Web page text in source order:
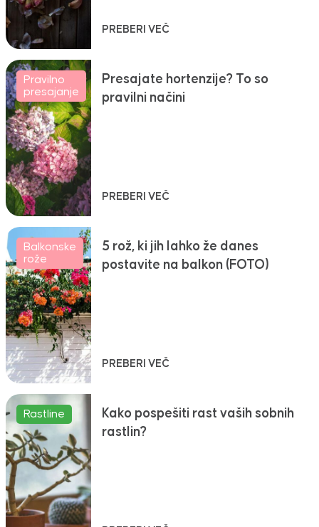
PREBERI VEČ
Pravilno
presajanje
Presajate hortenzije? To so
pravilni načini
PREBERI VEČ
Balkonske
rože
5 rož, ki jih lahko že danes
postavite na balkon (FOTO)
PREBERI VEČ
Rastline
Kako pospešiti rast vaših sobnih
rastlin?